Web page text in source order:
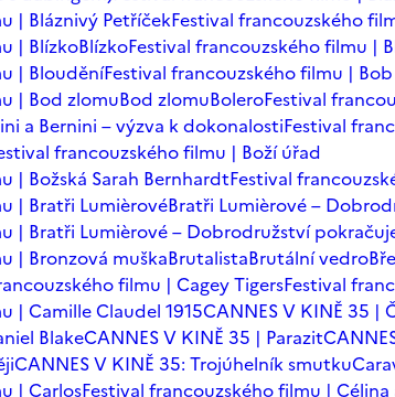
| Bláznivý PetříčekFestival francouzského
| BlízkoBlízkoFestival francouzského filmu |
| BlouděníFestival francouzského filmu |
| Bod zlomuBod zlomuBoleroFestival
a Bernini – výzva k dokonalostiFestival
francouzského filmu | Boží úřad
| Božská Sarah BernhardtFestival
| Bratři LumièrovéBratři Lumièrové –
| Bratři Lumièrové – Dobrodružství
| Bronzová muškaBrutalistaBrutální vedro
filmu | Cagey TigersFestival
| Camille Claudel 1915CANNES V KINĚ 35 |
BlakeCANNES V KINĚ 35 | Parazit
CANNES V KINĚ 35: Trojúhelník smutku
| CarlosFestival francouzského filmu | Célina